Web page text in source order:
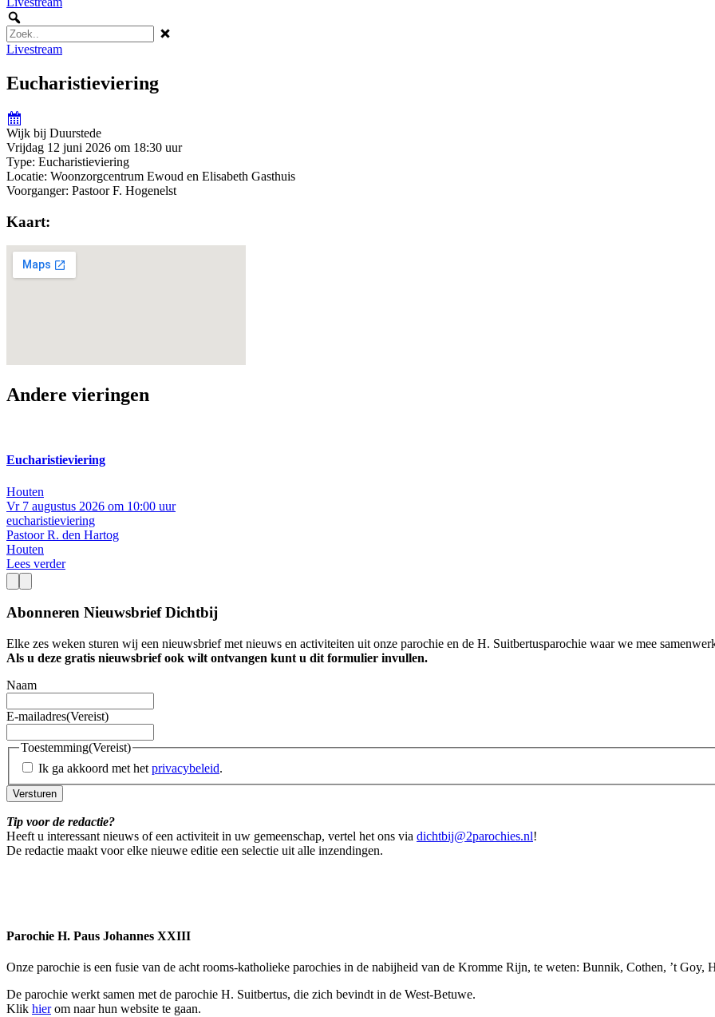
Livestream
Eucharistieviering
Wijk bij Duurstede
Vrijdag 12 juni 2026 om 18:30 uur
Type: Eucharistieviering
Locatie: Woonzorgcentrum Ewoud en Elisabeth Gasthuis
Voorganger: Pastoor F. Hogenelst
Kaart:
Andere vieringen
Eucharistieviering
Houten
Vr 7 augustus 2026 om 10:00 uur
eucharistieviering
Pastoor R. den Hartog
Houten
Lees verder
Abonneren Nieuwsbrief Dichtbij
Elke zes weken sturen wij een nieuwsbrief met nieuws en activiteiten uit onze parochie en de H. Suitbertusparochie waar we mee
Als u deze gratis nieuwsbrief ook wilt ontvangen kunt u dit formulier invullen.
Naam
E-mailadres(Vereist)
Toestemming(Vereist)
Ik ga akkoord met het privacybeleid.
Tip voor de redactie?
Heeft u interessant nieuws of een activiteit in uw gemeenschap, vertel het ons via dichtbij@2parochies.nl!
De redactie maakt voor elke nieuwe editie een selectie uit alle inzendingen.
Parochie H. Paus Johannes XXIII
Onze parochie is een fusie van de acht rooms-katholieke parochies in de nabijheid van de Kromme Rijn, te weten: Bunnik, Cothen, ’t
De parochie werkt samen met de parochie H. Suitbertus, die zich bevindt in de West-Betuwe.
Klik hierom naar hun website te gaan.